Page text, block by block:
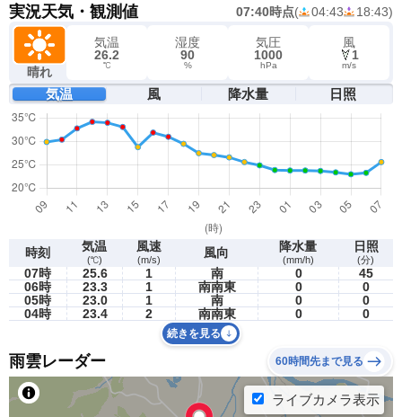
実況天気・観測値 07:40時点( 04:43 18:43)
晴れ
気温
26.2
℃
湿度
90
%
気圧
1000
hPa
風
1
m/s
気温 風 降水量 日照
時刻 気温
(℃)
風速
(m/s) 風向 降水量
(mm/h)
日照
(分)
07時 25.6 1 南 0
45
06時
23.3 1 南南東 0
0
05時
23.0 1 南 0
0
04時
23.4 2 南南東 0 0
続きを見る
雨雲レーダー 60時間先まで見る